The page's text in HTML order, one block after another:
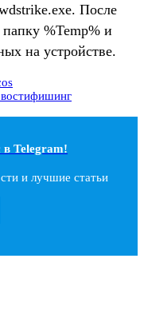
После
%Temp% и
на устройстве.
фишинг
Telegram!
и лучшие статьи